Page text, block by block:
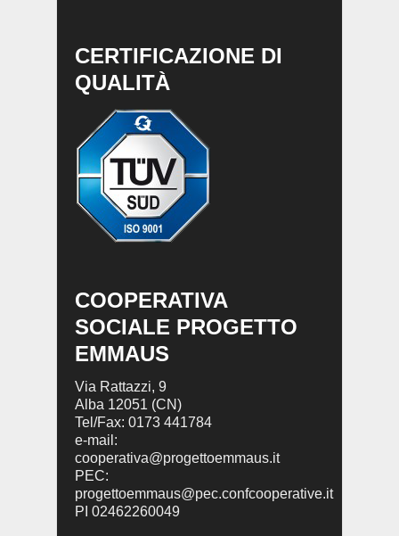
CERTIFICAZIONE DI
QUALITÀ
COOPERATIVA
SOCIALE PROGETTO
EMMAUS
Via Rattazzi, 9
Alba 12051 (CN)
Tel/Fax: 0173 441784
e-mail:
cooperativa@progettoemmaus.it
PEC:
progettoemmaus@pec.confcooperative.it
PI 02462260049